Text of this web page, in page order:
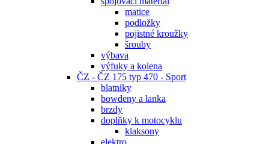
matice
podložky
pojistné kroužky
šrouby
výbava
výfuky a kolena
ČZ - ČZ 175 typ 470 - Sport
blatníky
bowdeny a lanka
brzdy
doplňky k motocyklu
klaksony
elektro